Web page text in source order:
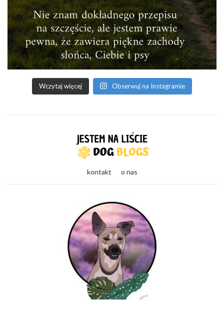
Wczytaj więcej Obserwuj na Instagramie
kontakt o nas